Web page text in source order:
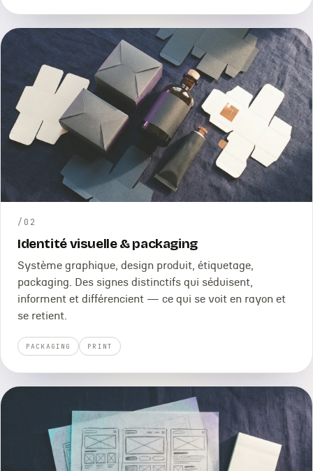
/ 02
Identité visuelle & packaging
Système graphique, design produit, étiquetage,
packaging. Des signes distinctifs qui séduisent,
informent et différencient — ce qui se voit en rayon et
se retient.
PACKAGING PRINT